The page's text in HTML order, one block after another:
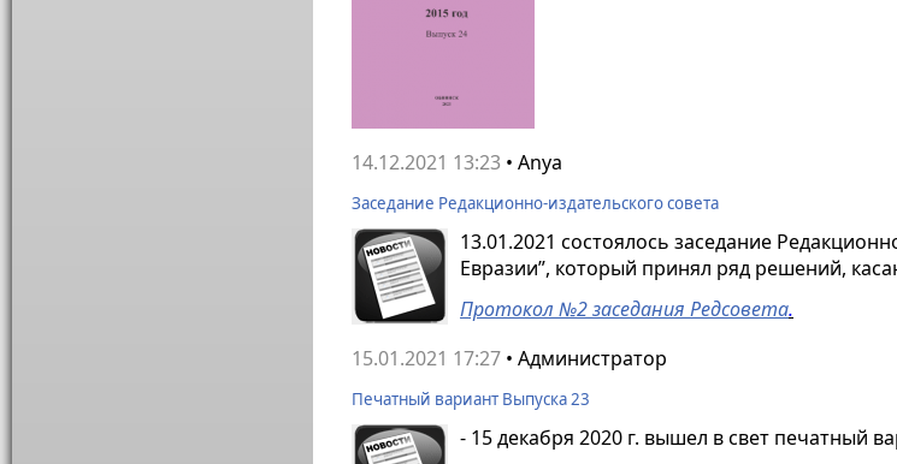
14.12.2021 13:23 • Anya
Заседание Редакционно-издательского совета
13.01.2021 состоялось заседание
Евразии”, который принял ряд решений,
Протокол №2 заседания Редсовета.
15.01.2021 17:27 • Администратор
Печатный вариант Выпуска 23
- 15 декабря 2020 г. вышел в свет печатный